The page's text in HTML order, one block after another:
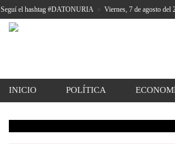
Seguí el hashtag #DATONURIA » Viernes, 7 de agosto del
INICIO POLÍTICA